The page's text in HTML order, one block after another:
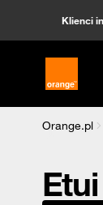
Klienci
Strona
Orange.pl